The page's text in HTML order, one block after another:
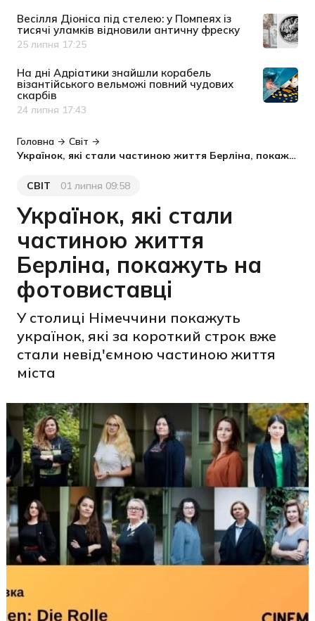
Весілля Діоніса під стелею: у Помпеях із
тисячі уламків відновили античну фреску
Дата публікації
25 липня 17:25
На дні Адріатики знайшли корабель
візантійського вельможі повний чудових
скарбів
Дата публікації
24 липня 17:43
Головна
Світ
Українок, які стали частиною життя Берліна, покажуть на фотовиставці
Категорія
СВІТ
Дата публікації
01 липня 09:58
Українок, які стали
частиною життя
Берліна, покажуть на
фотовиставці
У столиці Німеччини покажуть
українок, які за короткий строк вже
стали невід'ємною частиною життя
міста